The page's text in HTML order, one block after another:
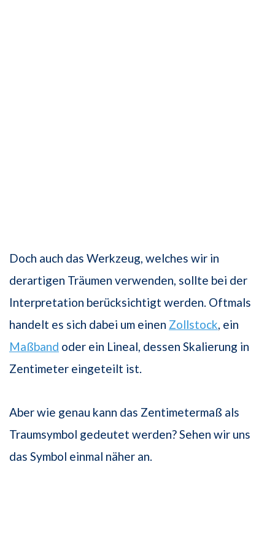
Doch auch das Werkzeug, welches wir in
derartigen Träumen verwenden, sollte bei der
Interpretation berücksichtigt werden. Oftmals
handelt es sich dabei um einen Zollstock, ein
Maßband oder ein Lineal, dessen Skalierung in
Zentimeter eingeteilt ist.
Aber wie genau kann das Zentimetermaß als
Traumsymbol gedeutet werden? Sehen wir uns
das Symbol einmal näher an.